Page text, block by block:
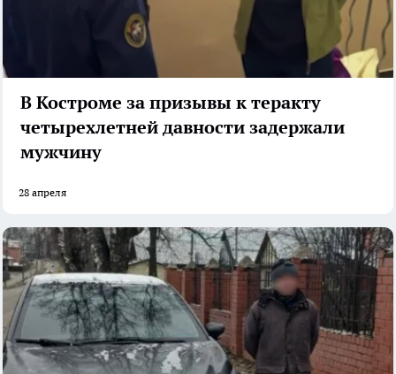
В Костроме за призывы к теракту
четырехлетней давности задержали
мужчину
28 апреля